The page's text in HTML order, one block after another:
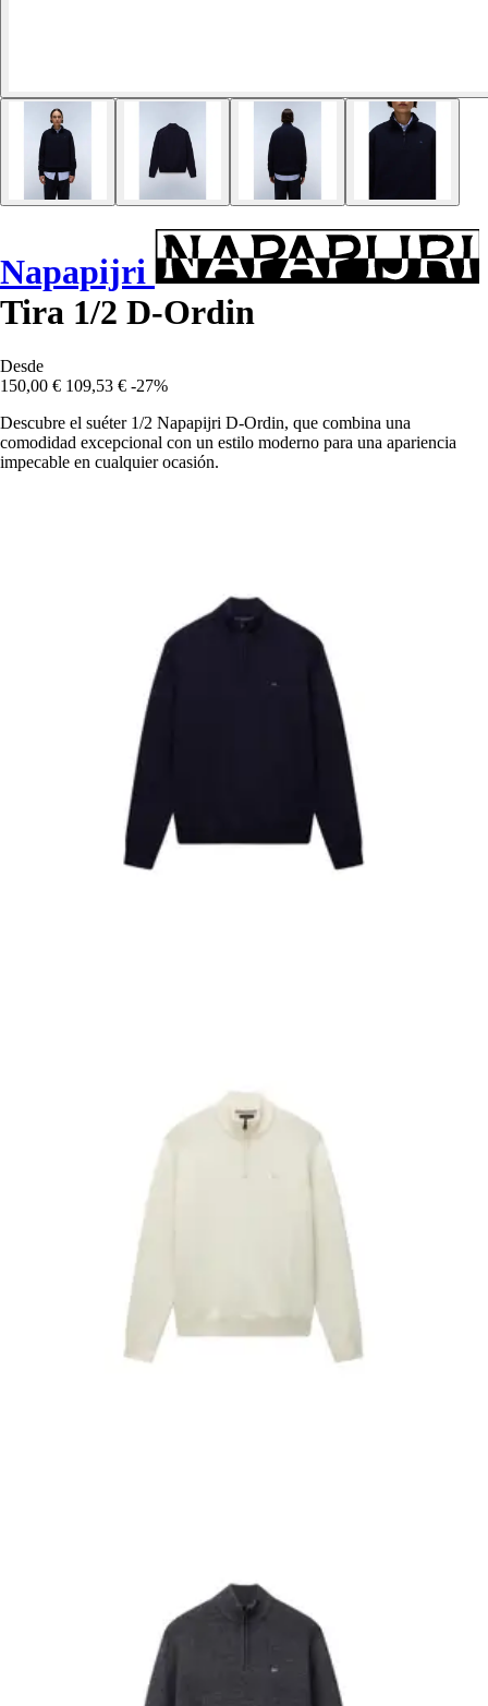
Napapijri
Tira 1/2 D-Ordin
Desde
150,00 € 109,53 € -27%
Descubre el suéter 1/2 Napapijri D-Ordin, que combina una
comodidad excepcional con un estilo moderno para una apariencia
impecable en cualquier ocasión.